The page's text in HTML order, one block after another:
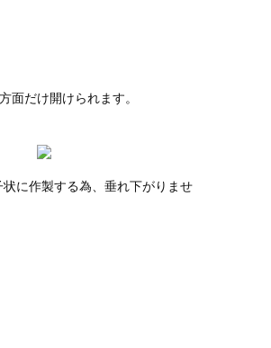
面だけ開けられます。
に作製する為、垂れ下がりませ